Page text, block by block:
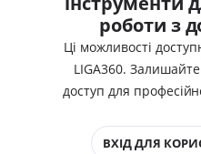
роботи з
Ці можливості
LIGA360.
доступ для
ВХІД ДЛЯ